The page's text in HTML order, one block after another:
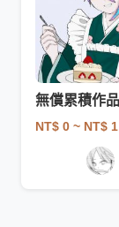
無償累積作品
NT$ 0 ~ NT$ 1